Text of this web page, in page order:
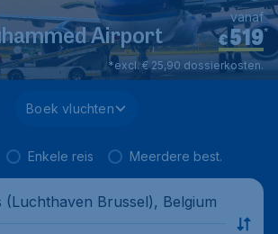
Airport €519*
vanaf
*excl. € 25,90 dossierkosten.
Boek vluchten
Enkele reis Meerdere best.
(Luchthaven Brussel), Belgium